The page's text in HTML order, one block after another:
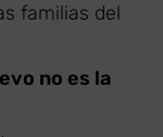
familias del
no es la